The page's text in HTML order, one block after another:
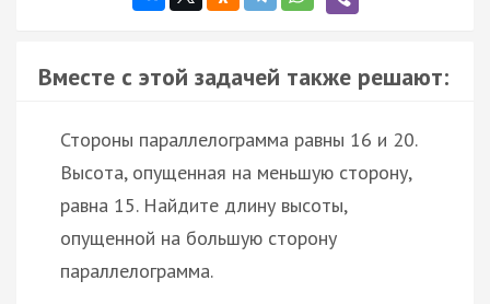
Вместе с этой задачей также решают:
Стороны параллелограмма равны 16 и 20.
Высота, опущенная на меньшую сторону,
равна 15. Найдите длину высоты,
опущенной на большую сторону
параллелограмма.